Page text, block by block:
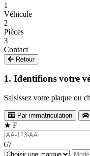
1
Véhicule
2
Pièces
3
Contact
Retour
1. Identifions votre
Saisissez votre plaque ou
Par immatriculation
★ F
67